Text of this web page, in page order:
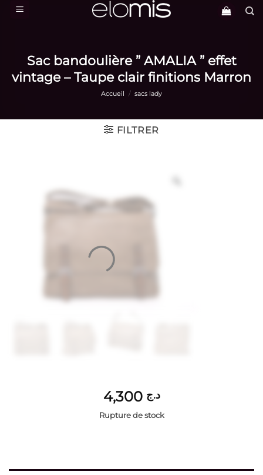
Passer
Sac bandoulière ” AMALIA ” effet
vintage – Taupe clair finitions Marron
Accueil / sacs lady
FILTRER
د.ج 4,300
Rupture de stock